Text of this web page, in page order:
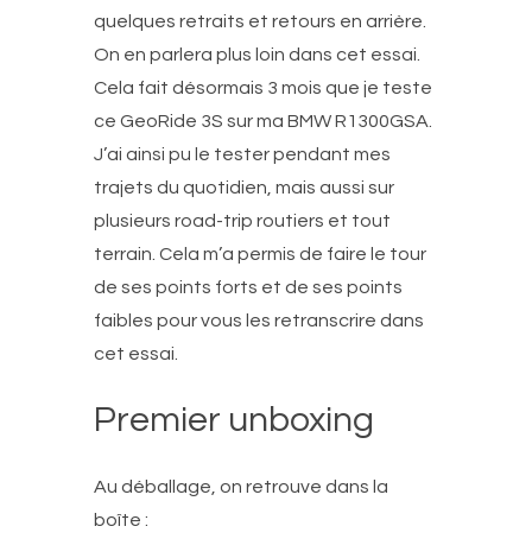
quelques retraits et retours en arrière.
On en parlera plus loin dans cet essai.
Cela fait désormais 3 mois que je teste
ce GeoRide 3S sur ma BMW R1300GSA.
J’ai ainsi pu le tester pendant mes
trajets du quotidien, mais aussi sur
plusieurs road-trip routiers et tout
terrain. Cela m’a permis de faire le tour
de ses points forts et de ses points
faibles pour vous les retranscrire dans
cet essai.
Premier unboxing
Au déballage, on retrouve dans la
boîte :